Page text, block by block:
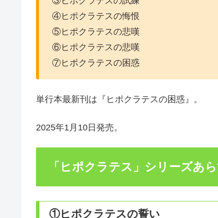
④ヒポクラテスの悔恨
⑤ヒポクラテスの悲嘆
⑥ヒポクラテスの悲嘆
⑦ヒポクラテスの困惑
単行本最新刊は『ヒポクラテスの困惑』。
2025年1月10日発売。
「ヒポクラテス」シリーズあ
①ヒポクラテスの誓い